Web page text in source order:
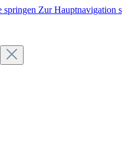
springen Zur Hauptnavigation